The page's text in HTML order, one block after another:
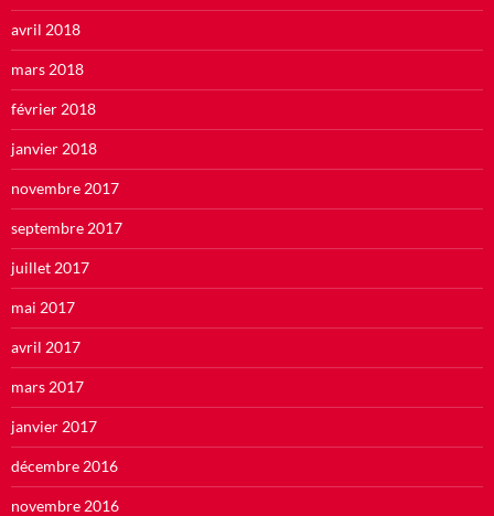
avril 2018
mars 2018
février 2018
janvier 2018
novembre 2017
septembre 2017
juillet 2017
mai 2017
avril 2017
mars 2017
janvier 2017
décembre 2016
novembre 2016